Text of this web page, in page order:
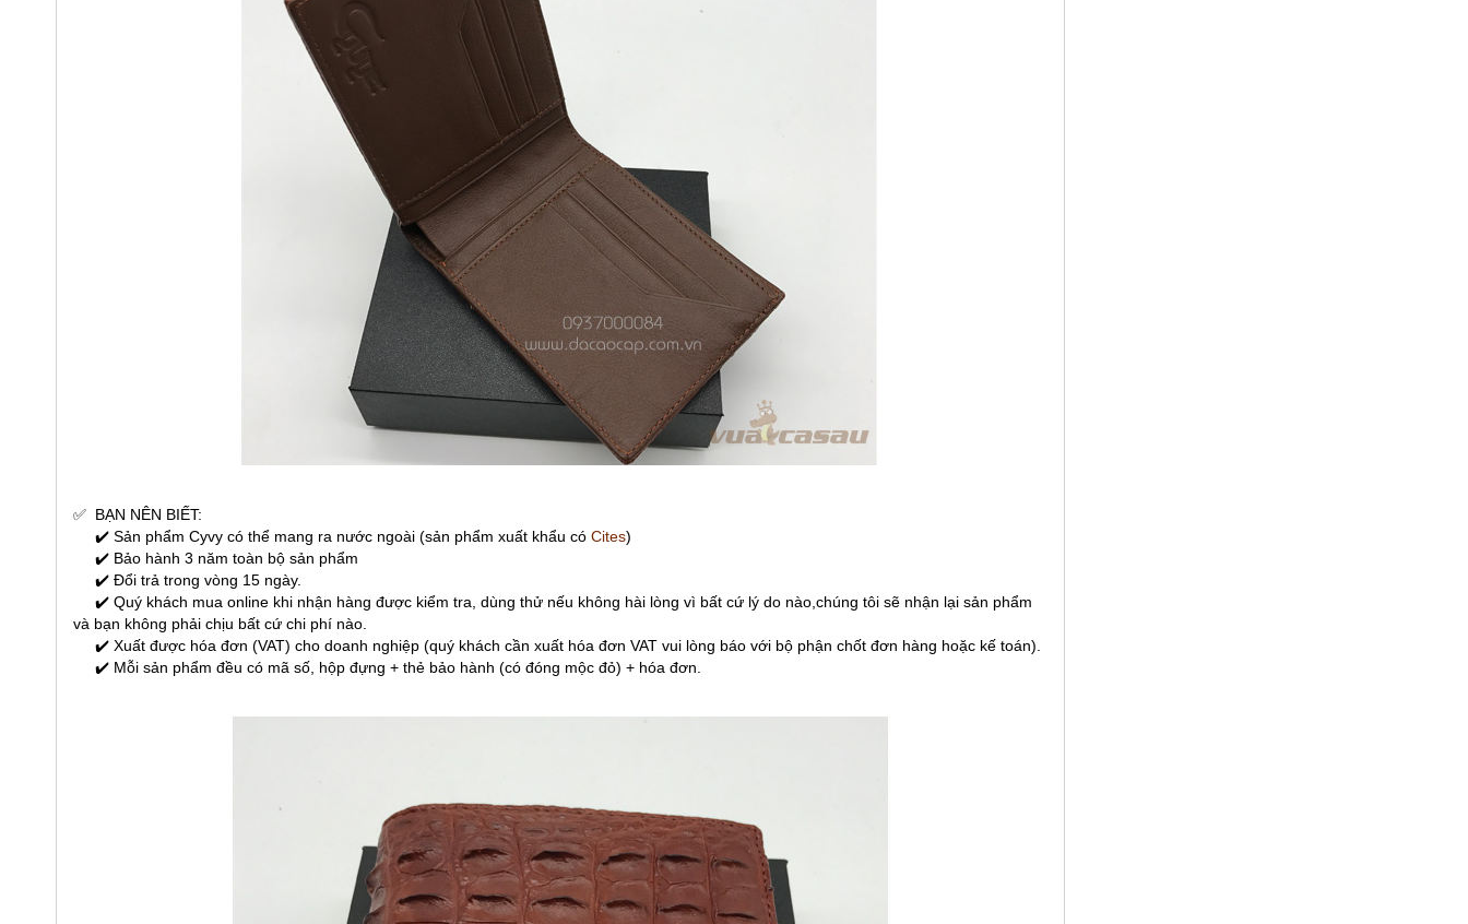
✅ BẠN NÊN BIẾT:
✔️ Sản phẩm Cyvy có thể mang ra nước ngoài (sản phẩm xuất khẩu có Cites)
✔️ Bảo hành 3 năm toàn bộ sản phẩm
✔️ Đổi trả trong vòng 15 ngày.
✔️ Quý khách mua online khi nhận hàng được kiểm tra, dùng thử nếu không hài lòng vì bất cứ lý do nào,chúng tôi sẽ nhận lại sản phẩm
và bạn không phải chịu bất cứ chi phí nào.
✔️ Xuất được hóa đơn (VAT) cho doanh nghiệp (quý khách cần xuất hóa đơn VAT vui lòng báo với bộ phận chốt đơn hàng hoặc kế toán).
✔️ Mỗi sản phẩm đều có mã số, hộp đựng + thẻ bảo hành (có đóng mộc đỏ) + hóa đơn.